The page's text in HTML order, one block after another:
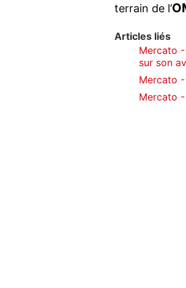
terrain de l’
Articles liés
Mercato
sur son
Mercato
Mercato